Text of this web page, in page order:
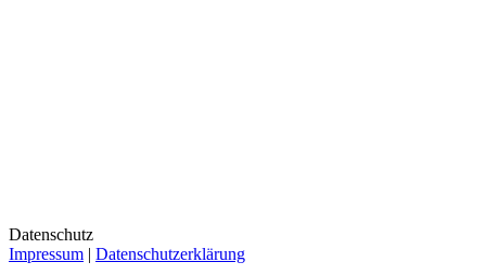
Datenschutz
Impressum | Datenschutzerklärung